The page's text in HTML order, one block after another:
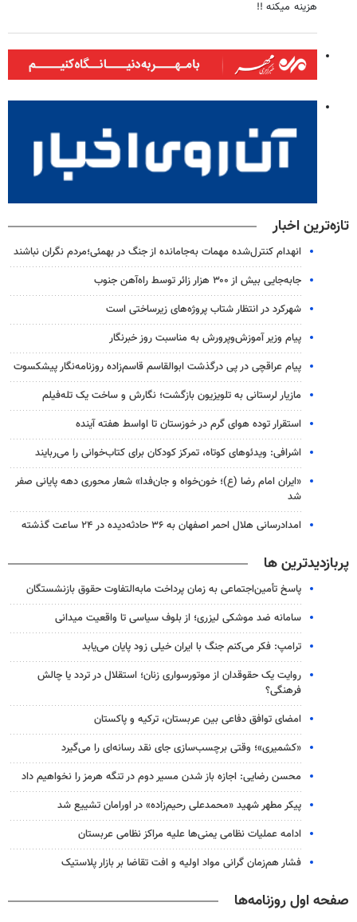
هزینه میکنه !!
تازه‌ترین اخبار
انهدام کنترل‌شده مهمات به‌جامانده از جنگ در بهمئی؛مردم نگران نباشند
جابه‌جایی بیش از ۳۰۰ هزار زائر توسط راه‌آهن جنوب
شهرکرد در انتظار شتاب پروژه‌های زیرساختی است
پیام وزیر آموزش‌وپرورش به مناسبت روز خبرنگار
پیام عراقچی در پی درگذشت ابوالقاسم قاسم‌زاده روزنامه‌نگار پیشکسوت
مازیار لرستانی به تلویزیون بازگشت؛ نگارش و ساخت یک تله‌فیلم
استقرار توده هوای گرم در خوزستان تا اواسط هفته آینده
اشرافی: ویدئوهای کوتاه، تمرکز کودکان برای کتاب‌خوانی را می‌ربایند
«ایران امام رضا (ع)؛ خون‌خواه و جان‌فدا» شعار محوری دهه پایانی صفر
شد
امدادرسانی هلال احمر اصفهان به ۳۶ حادثه‌دیده در ۲۴ ساعت گذشته
پربازدیدترین ها
پاسخ تأمین‌اجتماعی به زمان پرداخت مابه‌التفاوت حقوق بازنشستگان
سامانه ضد موشکی لیزری؛ از بلوف سیاسی تا واقعیت میدانی
ترامپ: فکر می‌کنم جنگ با ایران خیلی زود پایان می‌یابد
روایت یک حقوقدان از موتورسواری زنان؛ استقلال در تردد یا چالش
فرهنگی؟
امضای توافق دفاعی بین عربستان، ترکیه و پاکستان
«کشمیری»؛ وقتی برچسب‌سازی جای نقد رسانه‌ای را می‌گیرد
محسن رضایی: اجازه باز شدن مسیر دوم در تنگه هرمز را نخواهیم داد
پیکر مطهر شهید «محمدعلی رحیم‌زاده» در اورامان تشییع شد
ادامه عملیات نظامی یمنی‌ها علیه مراکز نظامی عربستان
فشار هم‌زمان گرانی مواد اولیه و افت تقاضا بر بازار پلاستیک
صفحه اول روزنامه‌ها